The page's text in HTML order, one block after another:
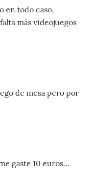
en todo caso,
más videojuegos
de mesa pero por
gaste 10 euros…